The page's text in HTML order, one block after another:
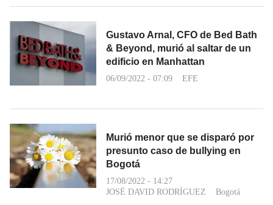
Gustavo Arnal, CFO de Bed Bath
& Beyond, murió al saltar de un
edificio en Manhattan
06/09/2022 - 07:09 EFE
Murió menor que se disparó por
presunto caso de bullying en
Bogotá
17/08/2022 - 14:27
JOSÉ DAVID RODRÍGUEZ
Bogotá